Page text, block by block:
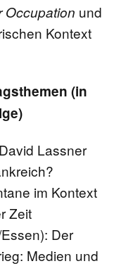
Occupation und
Kontext
(in
Lassner
im Kontext
Zeit
Der
Medien und